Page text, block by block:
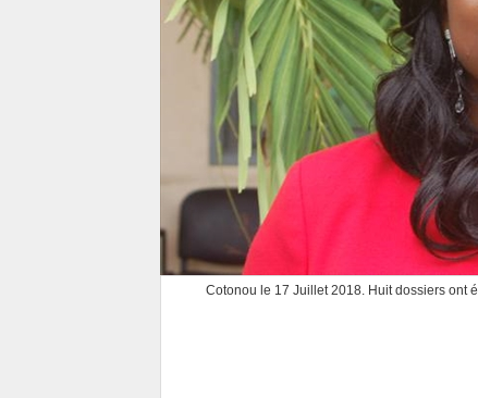
Cotonou le 17 Juillet 2018. Huit dossiers ont